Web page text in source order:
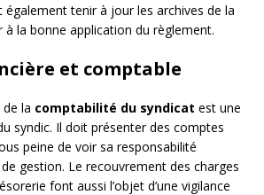
également tenir à jour les archives de la
la bonne application du règlement.
et comptable
la comptabilité du syndicat est une
syndic. Il doit présenter des comptes
peine de voir sa responsabilité
gestion. Le recouvrement des charges
font aussi l’objet d’une vigilance